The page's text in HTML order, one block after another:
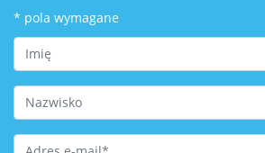
* pola wymagane
First Name
Last Name
Email Address *